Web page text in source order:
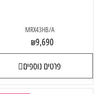
MRX43HB/A
₪9,690
פרטים נוספים